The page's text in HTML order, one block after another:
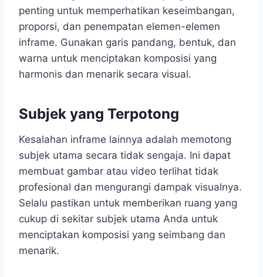
penting untuk memperhatikan keseimbangan,
proporsi, dan penempatan elemen-elemen
inframe. Gunakan garis pandang, bentuk, dan
warna untuk menciptakan komposisi yang
harmonis dan menarik secara visual.
Subjek yang Terpotong
Kesalahan inframe lainnya adalah memotong
subjek utama secara tidak sengaja. Ini dapat
membuat gambar atau video terlihat tidak
profesional dan mengurangi dampak visualnya.
Selalu pastikan untuk memberikan ruang yang
cukup di sekitar subjek utama Anda untuk
menciptakan komposisi yang seimbang dan
menarik.